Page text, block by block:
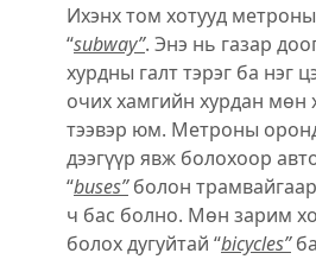
Ихэнх том хотууд
“subway”. Энэ нь газар
хурдны галт тэрэг ба нэг
очих хамгийн хурдан мѳн
тээвэр юм. Метроны
дээгүүр явж болохоор
“buses”болон
ч бас болно. Мѳн зарим
болох дугуйтай “bicycles”